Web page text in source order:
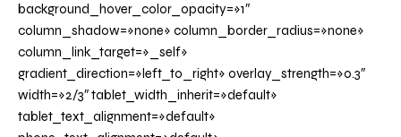
background_hover_color_opacity=»1″
column_shadow=»none» column_border_radius=»none»
column_link_target=»_self»
gradient_direction=»left_to_right» overlay_strength=»0.3″
width=»2/3″ tablet_width_inherit=»default»
tablet_text_alignment=»default»